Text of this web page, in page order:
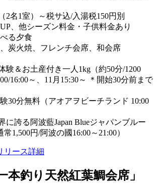
2名1室）～税サ込/入湯税150円別
、他シーズン料金・子供料金あり
る夕食
炭火焼、フレンチ会席、和会席
験＆お土産付き一人1kg（約50分/1200
16:00～、11月15:30～ ＊開始30分前まで
30分無料（アオアヲビーチランド 10:00
に誇る阿波藍Japan Blueジャパンブルー
常1,500円/阿波の國16:00～21:00）​
リース詳細
本釣り天然紅葉鯛会席」